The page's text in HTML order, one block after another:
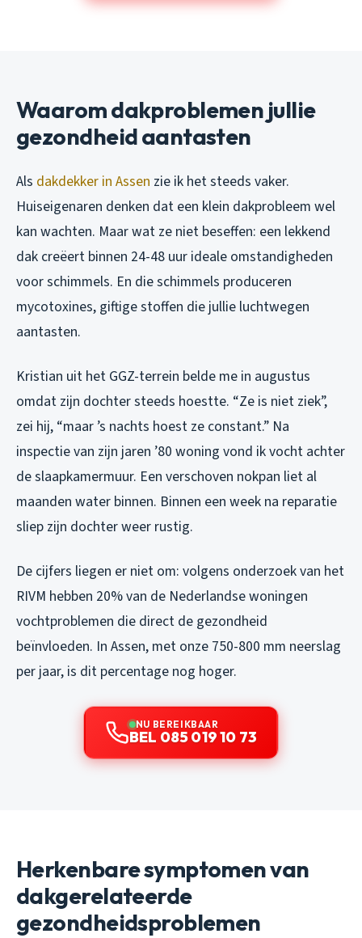
Waarom dakproblemen jullie
gezondheid aantasten
Als dakdekker in Assen zie ik het steeds vaker.
Huiseigenaren denken dat een klein dakprobleem wel
kan wachten. Maar wat ze niet beseffen: een lekkend
dak creëert binnen 24-48 uur ideale omstandigheden
voor schimmels. En die schimmels produceren
mycotoxines, giftige stoffen die jullie luchtwegen
aantasten.
Kristian uit het GGZ-terrein belde me in augustus
omdat zijn dochter steeds hoestte. “Ze is niet ziek”,
zei hij, “maar ’s nachts hoest ze constant.” Na
inspectie van zijn jaren ’80 woning vond ik vocht achter
de slaapkamermuur. Een verschoven nokpan liet al
maanden water binnen. Binnen een week na reparatie
sliep zijn dochter weer rustig.
De cijfers liegen er niet om: volgens onderzoek van het
RIVM hebben 20% van de Nederlandse woningen
vochtproblemen die direct de gezondheid
beïnvloeden. In Assen, met onze 750-800 mm neerslag
per jaar, is dit percentage nog hoger.
NU BEREIKBAAR
BEL 085 019 10 73
Herkenbare symptomen van
dakgerelateerde
gezondheidsproblemen